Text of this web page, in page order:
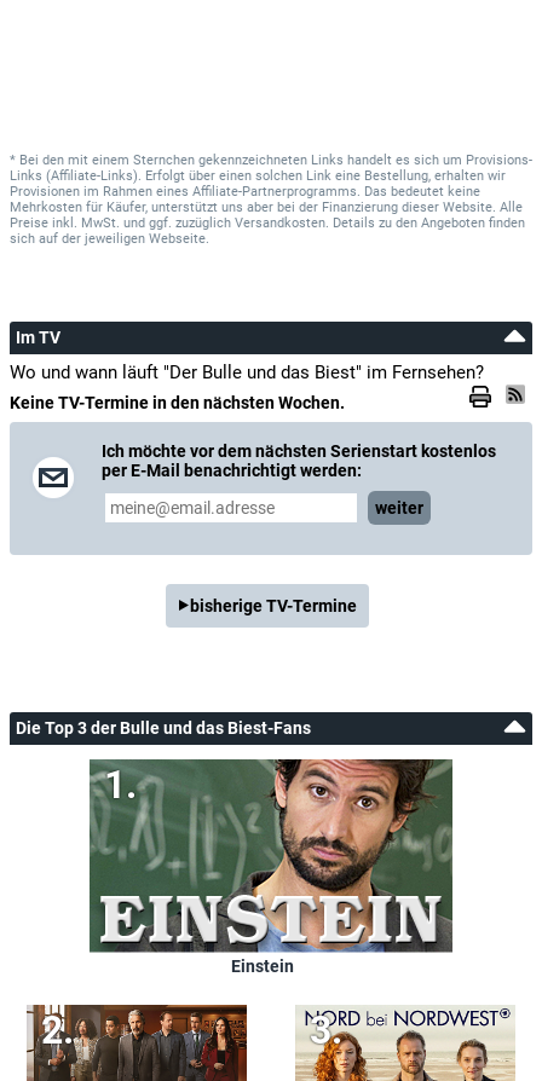
* Bei den mit einem Sternchen gekennzeichneten Links handelt es sich um Provisions-
Links (Affiliate-Links). Erfolgt über einen solchen Link eine Bestellung, erhalten wir
Provisionen im Rahmen eines Affiliate-Partnerprogramms. Das bedeutet keine
Mehrkosten für Käufer, unterstützt uns aber bei der Finanzierung dieser Website. Alle
Preise inkl. MwSt. und ggf. zuzüglich Versandkosten. Details zu den Angeboten finden
sich auf der jeweiligen Webseite.
Im TV
Wo und wann läuft "Der Bulle und das Biest" im Fernsehen?
Keine TV-Termine in den nächsten Wochen.
Ich möchte vor dem nächsten Serienstart kostenlos
per E-Mail benachrichtigt werden:
weiter
bisherige TV-Termine
Die Top 3 der Bulle und das Biest-Fans
Einstein